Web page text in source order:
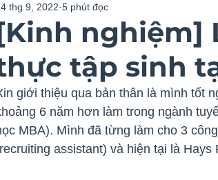
ích cho người đi làm
nghiệm]
tập sinh
thg 9, 2022 5 phút đọc
giới thiệu qua bản thân là mình tốt
6 năm hơn làm trong ngành
MBA). Mình đã từng làm cho 3
assistant) và hiện tại là